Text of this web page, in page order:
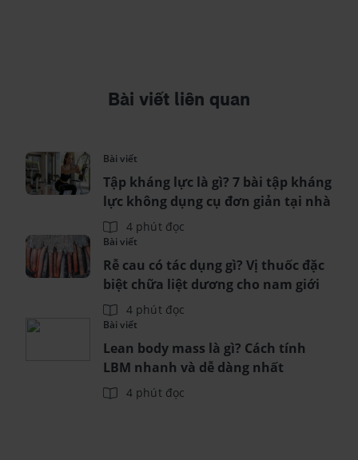
Bài viết liên quan
Bài viết
Tập kháng lực là gì? 7 bài tập kháng
lực không dụng cụ đơn giản tại nhà
4 phút đọc
Bài viết
Rễ cau có tác dụng gì? Vị thuốc đặc
biệt chữa liệt dương cho nam giới
4 phút đọc
Bài viết
Lean body mass là gì? Cách tính
LBM nhanh và dễ dàng nhất
4 phút đọc